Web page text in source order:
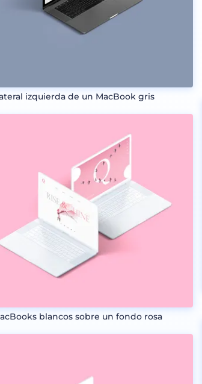
izquierda de un MacBook gris
blancos sobre un fondo rosa